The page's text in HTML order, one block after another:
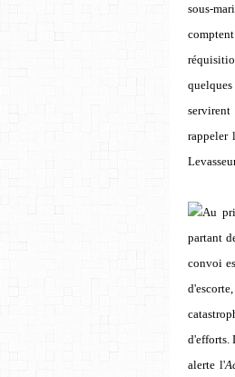
sous-
rappeler
Au
partant
convoi
d'efforts.
alerte l'